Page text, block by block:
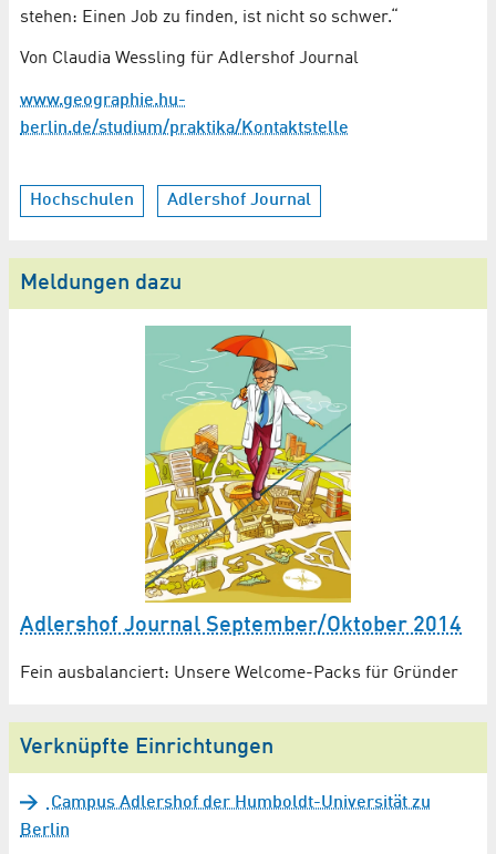
stehen: Einen Job zu finden, ist nicht so schwer.“
Von Claudia Wessling für Adlershof Journal
www.geographie.hu-
berlin.de/studium/praktika/Kontaktstelle
Hochschulen Adlershof Journal
Meldungen dazu
Adlershof Journal September/Oktober 2014
Fein ausbalanciert: Unsere Welcome-Packs für Gründer
Verknüpfte Einrichtungen
Campus Adlershof der Humboldt-Universität zu
Berlin